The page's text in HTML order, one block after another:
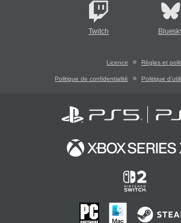
Twitch
Licence Règles et
Politique de confidentialité Politique